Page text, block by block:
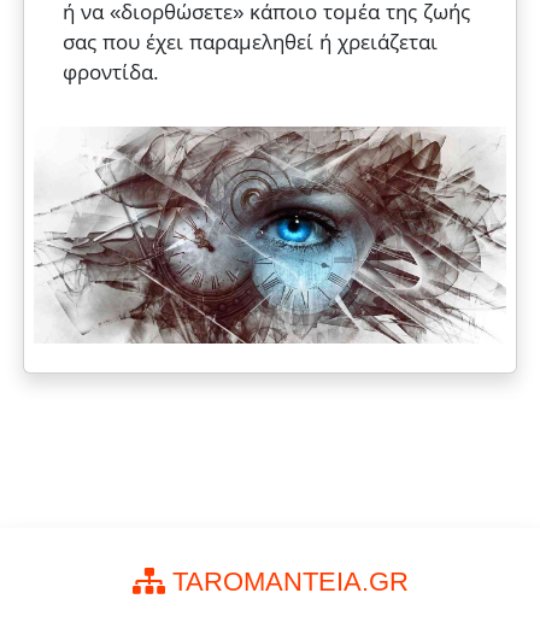
ή να «διορθώσετε» κάποιο τομέα της ζωής
σας που έχει παραμεληθεί ή χρειάζεται
φροντίδα.
TAROMANTEIA.GR